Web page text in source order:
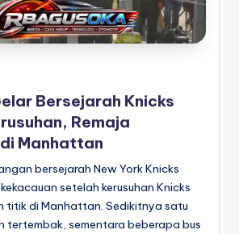
Bersejarah Knicks
Remaja
Manhattan
bersejarah New York Knicks
setelah kerusuhan Knicks
titik di Manhattan. Sedikitnya satu
tertembak, sementara beberapa bus